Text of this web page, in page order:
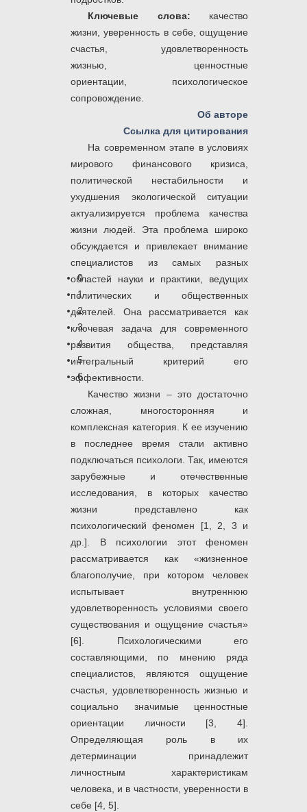
0
1
2
3
4
5
6
Ключевые слова: качество
жизни,
уверенность в себе,
ощущение
счастья,
удовлетворенность
жизнью,
ценностные
ориентации,
психологическое
сопровождение.
Об авторе
Ссылка для цитирования
На современном этапе в условиях
мирового финансового кризиса,
политической нестабильности и
ухудшения экологической ситуации
актуализируется проблема качества
жизни людей. Эта проблема широко
обсуждается и привлекает внимание
специалистов из самых разных
областей науки и практики, ведущих
политических и общественных
деятелей. Она рассматривается как
ключевая задача для современного
развития общества, представляя
интегральный критерий его
эффективности.
Качество жизни – это достаточно
сложная, многосторонняя и
комплексная категория. К ее изучению
в последнее время стали активно
подключаться психологи. Так, имеются
зарубежные и отечественные
исследования, в которых качество
жизни представлено как
психологический феномен [1, 2, 3 и
др.]. В психологии этот феномен
рассматривается как «жизненное
благополучие, при котором человек
испытывает внутреннюю
удовлетворенность условиями своего
существования и ощущение счастья»
[6]. Психологическими его
составляющими, по мнению ряда
специалистов, являются ощущение
счастья, удовлетворенность жизнью и
социально значимые ценностные
ориентации личности [3, 4].
Определяющая роль в их
детерминации принадлежит
личностным характеристикам
человека, и в частности, уверенности в
себе [4, 5].